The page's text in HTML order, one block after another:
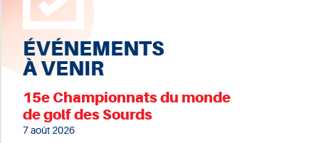
ÉVÉNEMENTS
À VENIR
15e Championnats du monde
de golf des Sourds
7 août 2026